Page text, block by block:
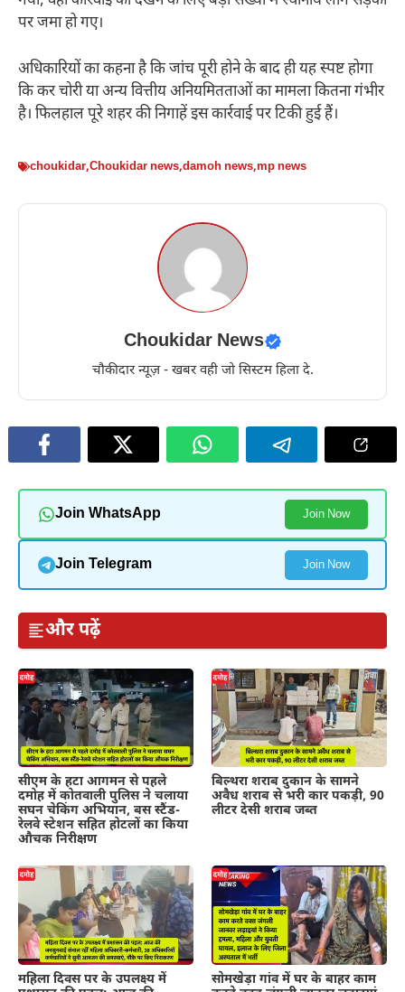
पर जमा हो गए।
अधिकारियों का कहना है कि जांच पूरी होने के बाद ही यह स्पष्ट होगा
कि कर चोरी या अन्य वित्तीय अनियमितताओं का मामला कितना गंभीर
है। फिलहाल पूरे शहर की निगाहें इस कार्रवाई पर टिकी हुई हैं।
choukidar,Choukidar news,damoh news,mp news
Choukidar News
चौकीदार न्यूज़ - खबर वही जो सिस्टम हिला दे.
Join WhatsApp Join Now
Join Telegram Join Now
और पढ़ें
सीएम के हटा आगमन से पहले
दमोह में कोतवाली पुलिस ने चलाया
सघन चेकिंग अभियान, बस स्टैंड-
रेलवे स्टेशन सहित होटलों का किया
औचक निरीक्षण
बिल्थरा शराब दुकान के सामने
अवैध शराब से भरी कार पकड़ी, 90
लीटर देसी शराब जब्त
महिला दिवस पर के उपलक्ष्य में
सोमखेड़ा गांव में घर के बाहर काम